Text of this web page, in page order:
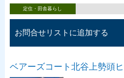
定住・田舎暮らし
お問合せリストに追加する
ベアーズコート北谷上勢